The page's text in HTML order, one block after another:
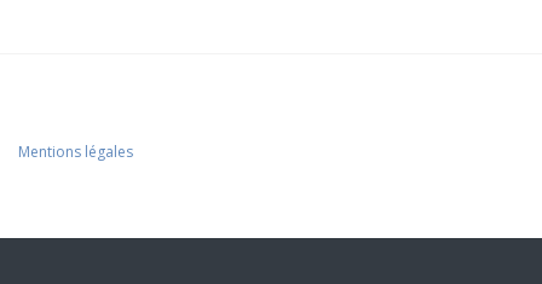
Mentions légales